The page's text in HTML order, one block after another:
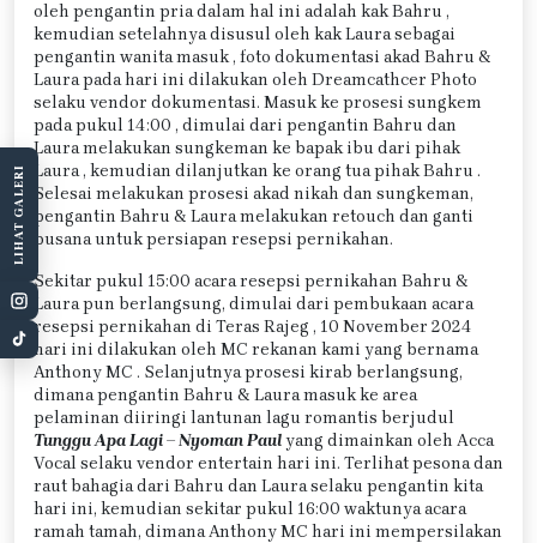
oleh pengantin pria dalam hal ini adalah kak Bahru ,
kemudian setelahnya disusul oleh kak Laura sebagai
pengantin wanita masuk , foto dokumentasi akad Bahru &
Laura pada hari ini dilakukan oleh Dreamcathcer Photo
selaku vendor dokumentasi. Masuk ke prosesi sungkem
pada pukul 14:00 , dimulai dari pengantin Bahru dan
Laura melakukan sungkeman ke bapak ibu dari pihak
Laura , kemudian dilanjutkan ke orang tua pihak Bahru .
Selesai melakukan prosesi akad nikah dan sungkeman,
pengantin Bahru & Laura melakukan retouch dan ganti
busana untuk persiapan resepsi pernikahan.
Sekitar pukul 15:00 acara resepsi pernikahan Bahru &
Laura pun berlangsung, dimulai dari pembukaan acara
resepsi pernikahan di Teras Rajeg , 10 November 2024
hari ini dilakukan oleh MC rekanan kami yang bernama
Anthony MC . Selanjutnya prosesi kirab berlangsung,
dimana pengantin Bahru & Laura masuk ke area
pelaminan diiringi lantunan lagu romantis berjudul
Tunggu Apa Lagi – Nyoman Paulyang dimainkan oleh Acca
Vocal selaku vendor entertain hari ini. Terlihat pesona dan
raut bahagia dari Bahru dan Laura selaku pengantin kita
hari ini, kemudian sekitar pukul 16:00 waktunya acara
ramah tamah, dimana Anthony MC hari ini mempersilakan
LIHAT GALERI